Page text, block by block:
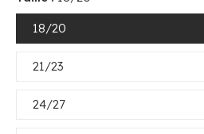
18/20
21/23
24/27